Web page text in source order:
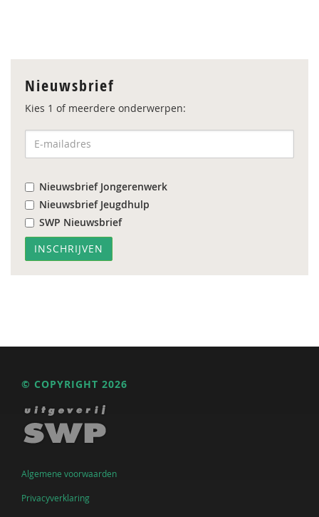
Nieuwsbrief
Kies 1 of meerdere onderwerpen:
Nieuwsbrief Jongerenwerk
Nieuwsbrief Jeugdhulp
SWP Nieuwsbrief
© COPYRIGHT 2026
Algemene voorwaarden
Privacyverklaring